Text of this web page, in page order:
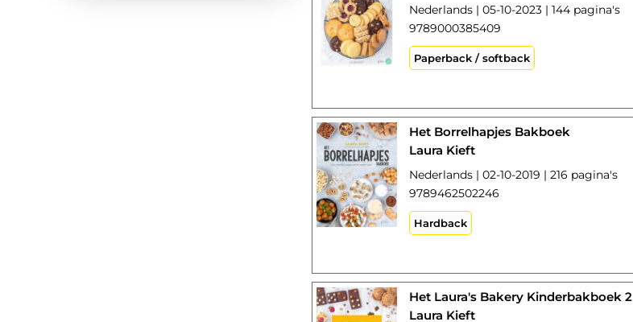
Nederlands | 05-10-2023 | 144 pagina's
9789000385409
Paperback / softback
Het Borrelhapjes Bakboek
Laura Kieft
Nederlands | 02-10-2019 | 216 pagina's
9789462502246
Hardback
Het Laura's Bakery Kinderbakboek 2
Laura Kieft